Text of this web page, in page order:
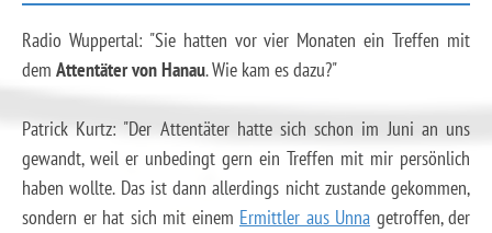
Radio Wuppertal: "Sie hatten vor vier Monaten ein Treffen mit
dem Attentäter von Hanau. Wie kam es dazu?"
Patrick Kurtz: "Der Attentäter hatte sich schon im Juni an uns
gewandt, weil er unbedingt gern ein Treffen mit mir persönlich
haben wollte. Das ist dann allerdings nicht zustande gekommen,
sondern er hat sich mit einem Ermittler aus Unna getroffen, der